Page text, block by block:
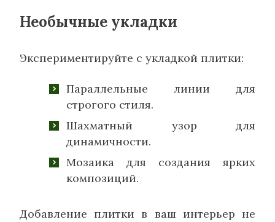
Необычные укладки
Экспериментируйте с укладкой плитки:
Параллельные линии для
строгого стиля.
Шахматный узор для
динамичности.
Мозаика для создания ярких
композиций.
Добавление плитки в ваш интерьер не